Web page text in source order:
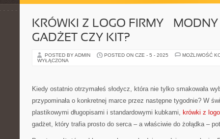
KRÓWKI Z LOGO FIRMY –
GADŻET CZY KIT?
POSTED BY ADMIN POSTED ON CZE - 5 - 2025
MOŻLIWOŚĆ
WYŁĄCZONA
Kiedy ostatnio otrzymałeś słodycz, która nie tylko smakowała
przypominała o konkretnej marce przez następne tygodnie? W
plastikowymi długopisami i standardowymi kubkami, krówki z logo
gadżet, który trafia prosto do serca – a właściwie do żołądka –